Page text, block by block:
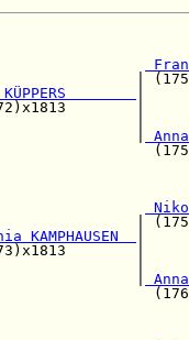
KÜPPERS
| (1792-
|
KAMPHAUSEN